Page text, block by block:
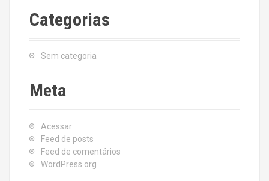
Categorias
Sem categoria
Meta
Acessar
Feed de posts
Feed de comentários
WordPress.org